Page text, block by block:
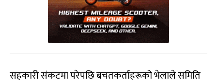
सहकारी संकटमा परेपछि बचतकर्ताहरूको भेलाले समिति